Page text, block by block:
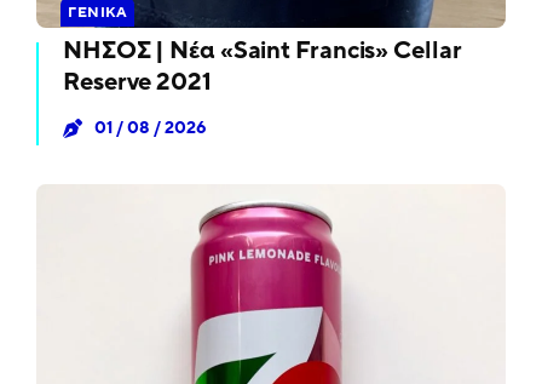
ΓΕΝΙΚΆ
ΝΗΣΟΣ | Νέα «Saint Francis» Cellar
Reserve 2021
01 / 08 / 2026